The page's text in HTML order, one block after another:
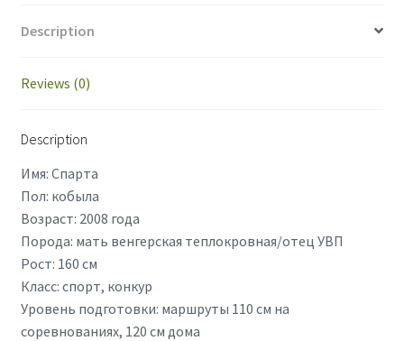
Description
Reviews (0)
Description
Имя: Спарта
Пол: кобыла
Возраст: 2008 года
Порода: мать венгерская теплокровная/отец УВП
Рост: 160 см
Класс: спорт, конкур
Уровень подготовки: маршруты 110 см на
соревнованиях, 120 см дома